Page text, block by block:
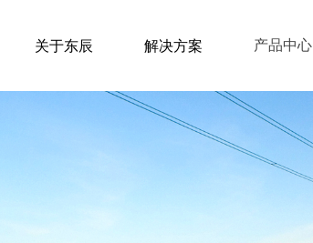
关于东辰 解决方案 产品中心